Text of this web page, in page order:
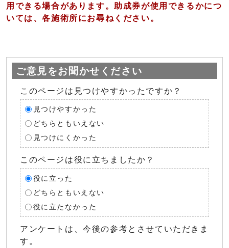
用できる場合があります。助成券が使用できるかにつ
いては、各施術所にお尋ねください。
ご意見をお聞かせください
このページは見つけやすかったですか？
見つけやすかった
どちらともいえない
見つけにくかった
このページは役に立ちましたか？
役に立った
どちらともいえない
役に立たなかった
アンケートは、今後の参考とさせていただきま
す。